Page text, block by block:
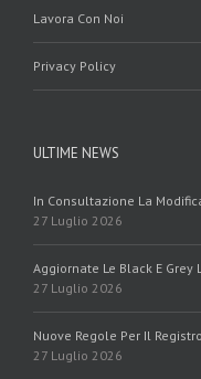
Lavora Con Noi
Privacy Policy
ULTIME NEWS
In Consultazione La
27 Luglio 2026
Aggiornate Le Black E Grey
27 Luglio 2026
Nuove Regole Per Il
27 Luglio 2026